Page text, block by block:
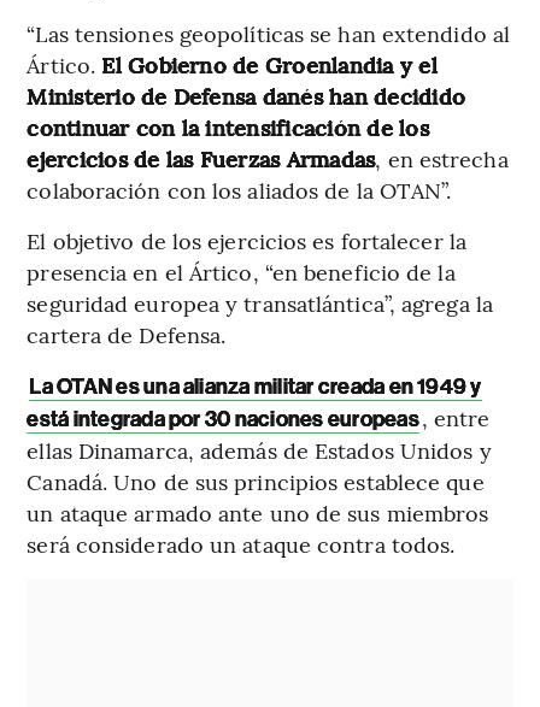
“Las tensiones geopolíticas se han extendido al
Ártico. El Gobierno de Groenlandia y el
Ministerio de Defensa danés han decidido
continuar con la intensificación de los
ejercicios de las Fuerzas Armadas, en estrecha
colaboración con los aliados de la OTAN”.
El objetivo de los ejercicios es fortalecer la
presencia en el Ártico, “en beneficio de la
seguridad europea y transatlántica”, agrega la
cartera de Defensa.
La OTAN es una alianza militar creada en 1949 y
está integrada por 30 naciones europeas, entre
ellas Dinamarca, además de Estados Unidos y
Canadá. Uno de sus principios establece que
un ataque armado ante uno de sus miembros
será considerado un ataque contra todos.